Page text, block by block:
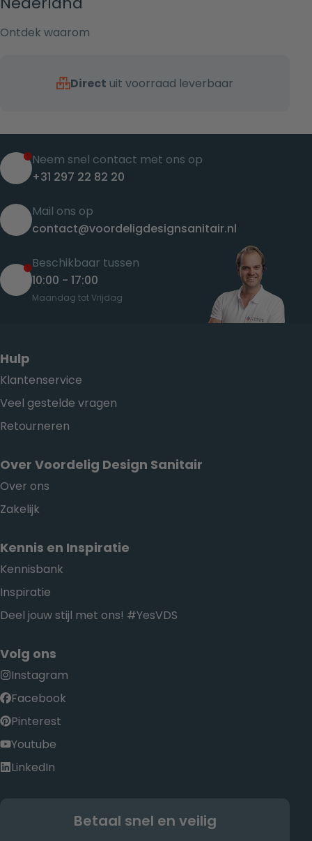
Ontdek waarom
Direct uit voorraad leverbaar
Neem snel contact met ons op
+31 297 22 82 20
Mail ons op
contact@voordeligdesignsanitair.nl
Beschikbaar tussen
10:00 - 17:00
Maandag tot Vrijdag
Hulp
Klantenservice
Veel gestelde vragen
Retourneren
Over Voordelig Design Sanitair
Over ons
Zakelijk
Kennis en Inspiratie
Kennisbank
Inspiratie
Deel jouw stijl met ons! #YesVDS
Volg ons
Instagram
Facebook
Pinterest
Youtube
LinkedIn
Betaal snel en veilig